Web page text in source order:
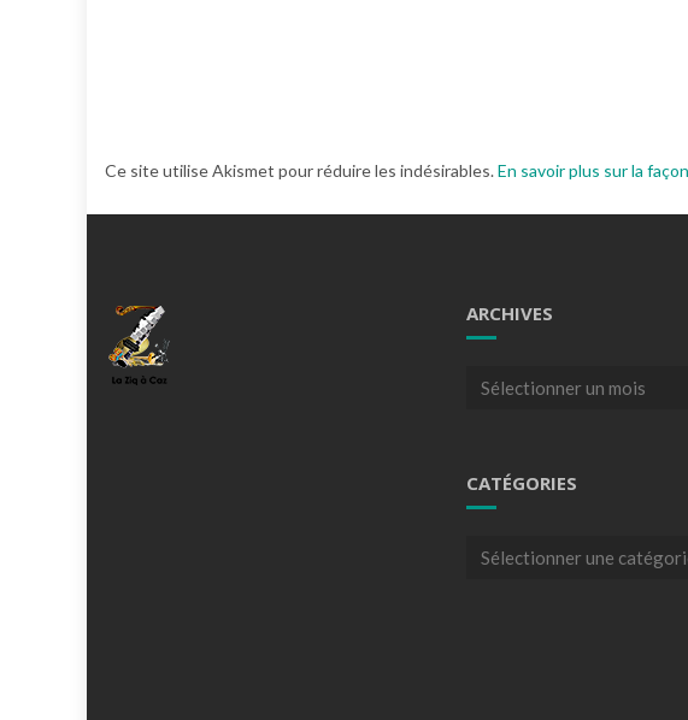
Ce site utilise Akismet pour réduire les indésirables.En savoir plus sur la
ARCHIVES
Archives
CATÉGORIES
Catégories